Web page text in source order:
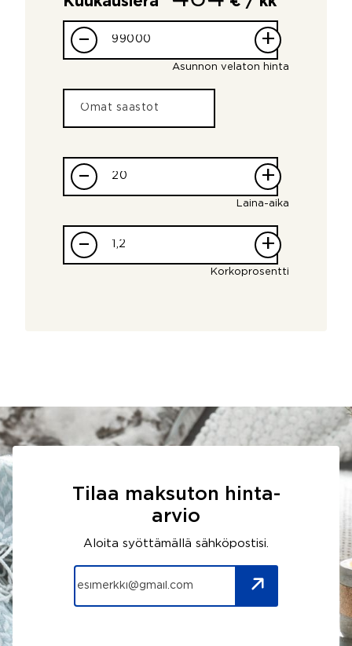
– +
Asunnon velaton hinta
– +
Laina-aika
– +
Korkoprosentti
Tilaa maksuton hinta-
arvio
Aloita syöttämällä sähköpostisi.